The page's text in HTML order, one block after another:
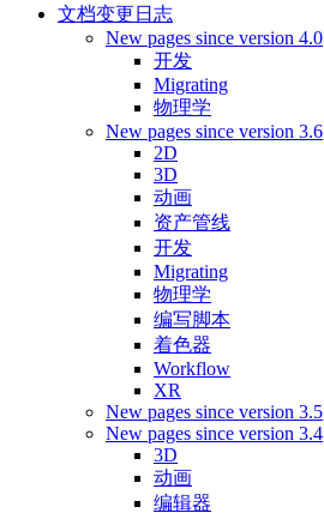
文档变更日志
New pages since version 4.0
开发
Migrating
物理学
New pages since version 3.6
2D
3D
动画
资产管线
开发
Migrating
物理学
编写脚本
着色器
Workflow
XR
New pages since version 3.5
New pages since version 3.4
3D
动画
编辑器